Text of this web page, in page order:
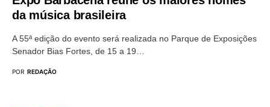
da música brasileira
A 55ª edição do evento será realizada no Parque de Exposições
Senador Bias Fortes, de 15 a 19…
POR REDAÇÃO